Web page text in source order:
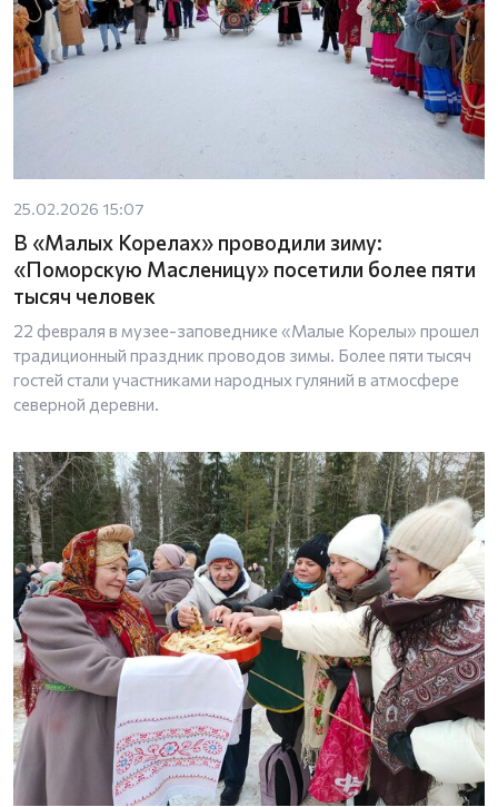
25.02.2026 15:07
В «Малых Корелах» проводили зиму:
«Поморскую Масленицу» посетили более пяти
тысяч человек
22 февраля в музее-заповеднике «Малые Корелы» прошел
традиционный праздник проводов зимы. Более пяти тысяч
гостей стали участниками народных гуляний в атмосфере
северной деревни.